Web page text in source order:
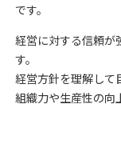
です。
経営に対する信頼が
す。
経営方針を理解して
組織力や生産性の向